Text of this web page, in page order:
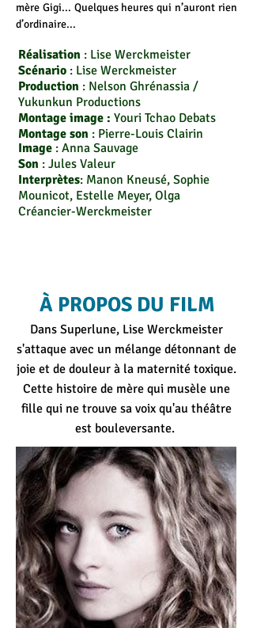
mère Gigi... Quelques heures qui n’auront rien
d’ordinaire...
Réalisation : Lise Werckmeister
Scénario : Lise Werckmeister
Production : Nelson Ghrénassia /
Yukunkun Productions
Montage image : Youri Tchao Debats
Montage son : Pierre-Louis Clairin
Image : Anna Sauvage
Son : Jules Valeur
Interprètes: Manon Kneusé, Sophie
Mounicot, Estelle Meyer, Olga
Créancier-Werckmeister
À PROPOS DU FILM
Dans Superlune, Lise Werckmeister
s'attaque avec un mélange détonnant de
joie et de douleur à la maternité toxique.
Cette histoire de mère qui musèle une
fille qui ne trouve sa voix qu'au théâtre
est bouleversante.